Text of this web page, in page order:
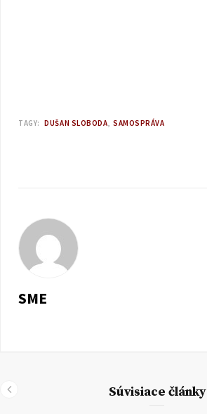
TAGY: DUŠAN SLOBODA SAMOSPRÁVA
SME
Súvisiace články